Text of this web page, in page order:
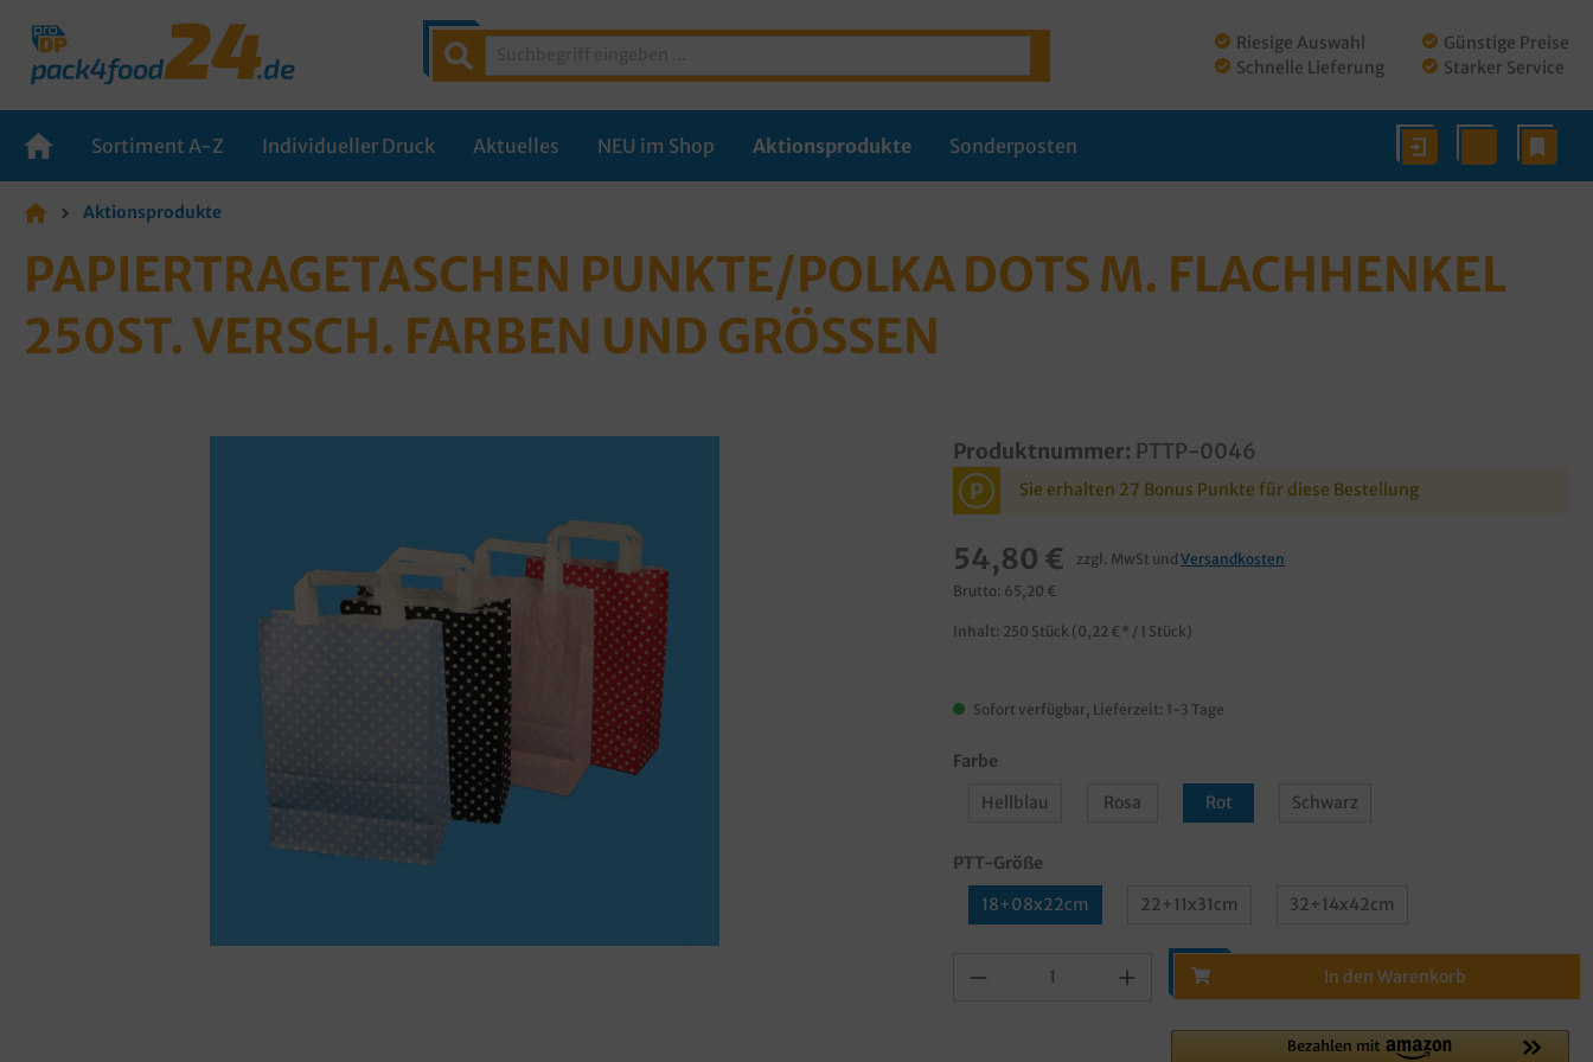
Riesige Auswahl
Schnelle Lieferung
Günstige Preise
Starker Service
Sortiment A-Z Individueller Druck Aktuelles NEU im Shop Aktionsprodukte Sonderposten
Aktionsprodukte
PAPIERTRAGETASCHEN PUNKTE/POLKA DOTS M. FLACHHENKEL
250ST. VERSCH. FARBEN UND GRÖSSEN
Produktnummer: PTTP-0046
P Sie erhalten 27 Bonus Punkte für diese Bestellung
54,80 € zzgl. MwSt und Versandkosten
Brutto: 65,20 €
Inhalt: 250 Stück (0,22 €* / 1 Stück)
Sofort verfügbar, Lieferzeit: 1-3 Tage
Farbe
Hellblau
Rosa Rot Schwarz
PTT-Größe
18+08x22cm
22+11x31cm 32+14x42cm
In den Warenkorb